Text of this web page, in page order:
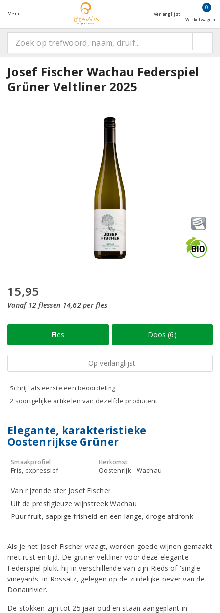
Menu Verlanglijst
0
Winkelwagen
Josef Fischer Wachau Federspiel
Grüner Veltliner 2025
15,95
Vanaf 12 flessen 14,62 per fles
Fles Doos (6)
Op verlanglijst
Schrijf als eerste een beoordeling
2 soortgelijke artikelen van dezelfde producent
Elegante, karakteristieke
Oostenrijkse Grüner
Smaakprofiel
Fris, expressief
Herkomst
Oostenrijk - Wachau
Van rijzende ster Josef Fischer
Uit de prestigieuze wijnstreek Wachau
Puur fruit, sappige frisheid en een lange, droge afdronk
Als je het Josef Fischer vraagt, worden goede wijnen gemaakt
met rust en tijd. De grüner veltliner voor deze elegante
Federspiel plukt hij in verschillende van zijn Rieds of 'single
vineyards' in Rossatz, gelegen op de zuidelijke oever van de
Donaurivier.
De stokken zijn tot 25 jaar oud en staan aangeplant in